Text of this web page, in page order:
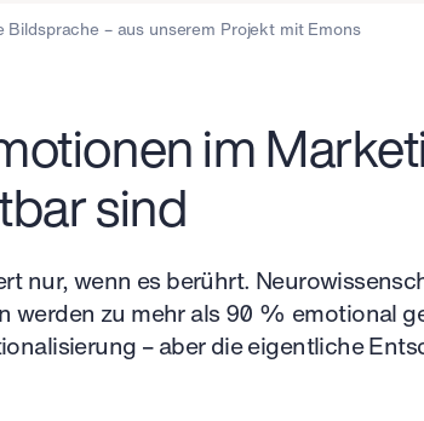
Bildsprache – aus unserem Projekt mit Emons
im
sind
nur, wenn es berührt.
werden zu mehr als 90 % emotional
– aber die eigentliche